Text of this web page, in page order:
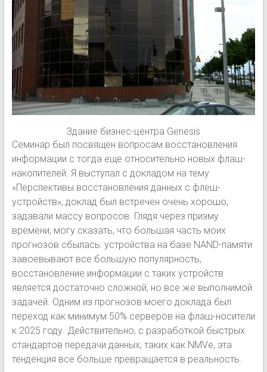
Здание бизнес-центра Genesis
Семинар был посвящен вопросам восстановления
информации с тогда еще относительно новых флаш-
накопителей. Я выступал с докладом на тему
«Перспективы восстановления данных с флеш-
устройств»; доклад был встречен очень хорошо,
задавали массу вопросов. Глядя через призму
времени, могу сказать, что большая часть моих
прогнозов сбылась: устройства на базе NAND-памяти
завоевывают все большую популярность,
восстановление информации с таких устройств
является достаточно сложной, но все же выполнимой
задачей. Одним из прогнозов моего доклада был
переход как минимум 50% серверов на флаш-носители
к 2025 году. Действительно, с разработкой быстрых
стандартов передачи данных, таких как NMVe, эта
тенденция все больше превращается в реальность.